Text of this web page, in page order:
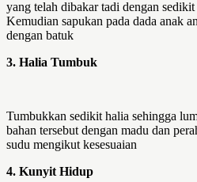
yang telah dibakar tadi dengan
Kemudian sapukan pada dada anak
dengan batuk
3. Halia Tumbuk
Tumbukkan sedikit halia sehingga
bahan tersebut dengan madu dan
sudu mengikut kesesuaian
4. Kunyit Hidup